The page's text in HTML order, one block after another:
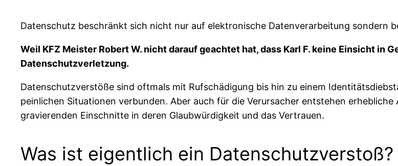
Datenschutz beschränkt sich nicht nur auf elektronische Datenverarbeitung sondern
Weil KFZ Meister Robert W. nicht darauf geachtet hat, dass Karl F. keine Einsicht in
Datenschutzverletzung.
Datenschutzverstöße sind oftmals mit Rufschädigung bis hin zu einem
peinlichen Situationen verbunden. Aber auch für die Verursacher entstehen
gravierenden Einschnitte in deren Glaubwürdigkeit und das Vertrauen.
Was ist eigentlich ein Datenschutzverstoß?